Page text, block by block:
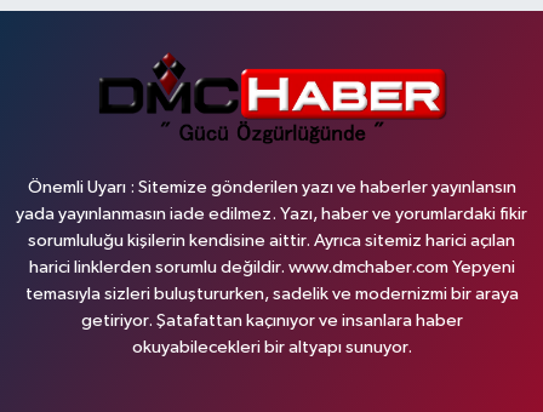
Önemli Uyarı : Sitemize gönderilen yazı ve haberler yayınlansın
yada yayınlanmasın iade edilmez. Yazı, haber ve yorumlardaki fikir
sorumluluğu kişilerin kendisine aittir. Ayrıca sitemiz harici açılan
harici linklerden sorumlu değildir. www.dmchaber.com Yepyeni
temasıyla sizleri buluştururken, sadelik ve modernizmi bir araya
getiriyor. Şatafattan kaçınıyor ve insanlara haber
okuyabilecekleri bir altyapı sunuyor.